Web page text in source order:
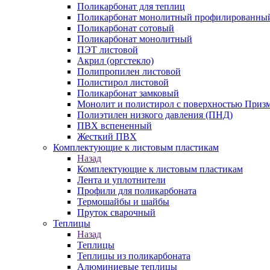
Поликарбонат для теплиц
Поликарбонат монолитный
Поликарбонат сотовый
Поликарбонат монолитный
ПЭТ листовой
Акрил (оргстекло)
Полипропилен листовой
Полистирол листовой
Поликарбонат замковый
Монолит и полистирол с поверхностью
Полиэтилен низкого давления (ПНД)
ПВХ вспененный
Жесткий ПВХ
Комплектующие к листовым пластикам
Назад
Комплектующие к листовым пластикам
Лента и уплотнители
Профили для поликарбоната
Термошайбы и шайбы
Пруток сварочный
Теплицы
Назад
Теплицы
Теплицы из поликарбоната
Алюминиевые теплицы